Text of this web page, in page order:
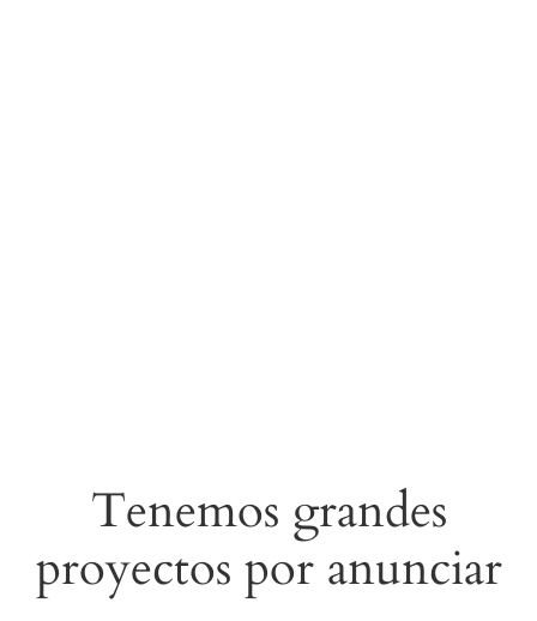
Tenemos grandes
proyectos por anunciar